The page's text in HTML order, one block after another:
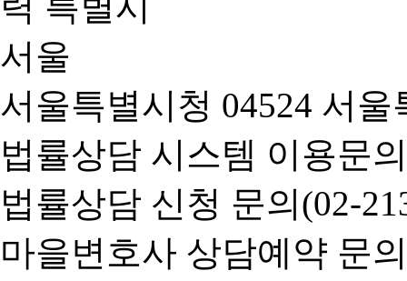
서울특별시청 04524 서
법률상담 시스템 이용문
법률상담 신청 문의(02-
마을변호사 상담예약 문